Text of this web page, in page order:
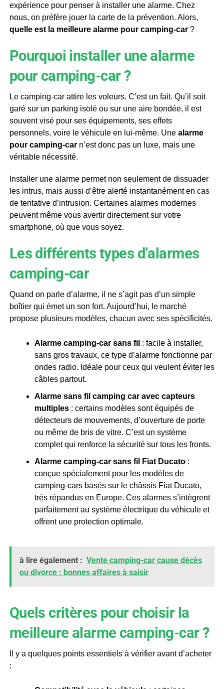
expérience pour penser à installer une alarme. Chez
nous, on préfère jouer la carte de la prévention. Alors,
quelle est la meilleure alarme pour camping-car?
Pourquoi installer une alarme
pour camping-car ?
Le camping-car attire les voleurs. C’est un fait. Qu’il soit
garé sur un parking isolé ou sur une aire bondée, il est
souvent visé pour ses équipements, ses effets
personnels, voire le véhicule en lui-même. Une alarme
pour camping-carn’est donc pas un luxe, mais une
véritable nécessité.
Installer une alarme permet non seulement de dissuader
les intrus, mais aussi d’être alerté instantanément en cas
de tentative d’intrusion. Certaines alarmes modernes
peuvent même vous avertir directement sur votre
smartphone, où que vous soyez.
Les différents types d’alarmes
camping-car
Quand on parle d’alarme, il ne s’agit pas d’un simple
boîtier qui émet un son fort. Aujourd’hui, le marché
propose plusieurs modèles, chacun avec ses spécificités.
Alarme camping-car sans fil : facile à installer,
sans gros travaux, ce type d’alarme fonctionne par
ondes radio. Idéale pour ceux qui veulent éviter les
câbles partout.
Alarme sans fil camping car avec capteurs
multiples: certains modèles sont équipés de
détecteurs de mouvements, d’ouverture de porte
ou même de bris de vitre. C’est un système
complet qui renforce la sécurité sur tous les fronts.
Alarme camping-car sans fil Fiat Ducato:
conçue spécialement pour les modèles de
camping-cars basés sur le châssis Fiat Ducato,
très répandus en Europe. Ces alarmes s’intègrent
parfaitement au système électrique du véhicule et
offrent une protection optimale.
à lire également : Vente camping-car cause décès
ou divorce : bonnes affaires à saisir
Quels critères pour choisir la
meilleure alarme camping-car ?
Il y a quelques points essentiels à vérifier avant d’acheter
: